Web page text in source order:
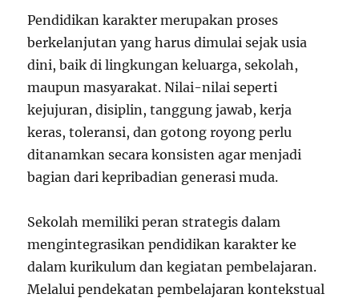
Pendidikan karakter merupakan proses
berkelanjutan yang harus dimulai sejak usia
dini, baik di lingkungan keluarga, sekolah,
maupun masyarakat. Nilai-nilai seperti
kejujuran, disiplin, tanggung jawab, kerja
keras, toleransi, dan gotong royong perlu
ditanamkan secara konsisten agar menjadi
bagian dari kepribadian generasi muda.
Sekolah memiliki peran strategis dalam
mengintegrasikan pendidikan karakter ke
dalam kurikulum dan kegiatan pembelajaran.
Melalui pendekatan pembelajaran kontekstual